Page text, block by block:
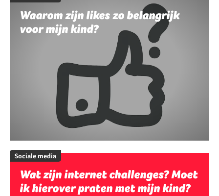
Waarom zijn likes zo belangrijk
voor mijn kind?
Sociale media
Wat zijn internet challenges? Moet
ik hierover praten met mijn kind?